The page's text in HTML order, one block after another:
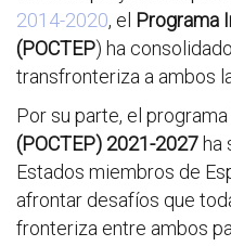
2014-2020, el Programa
(POCTEP) ha
transfronteriza a ambos
Por su parte, el programa
(POCTEP) 2021-2027 ha
Estados miembros de
afrontar desafíos que
fronteriza entre ambos